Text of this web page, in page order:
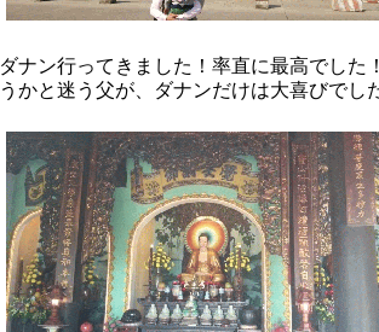
ダナン行ってきました！率直に最高でし
うかと迷う父が、ダナンだけは大喜びでし